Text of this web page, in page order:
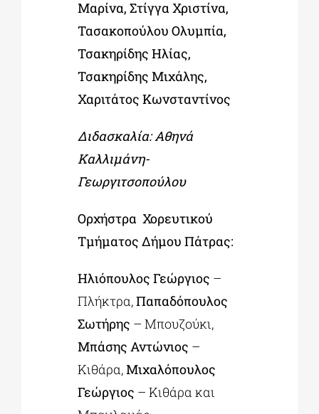
Μαρίνα, Στίγγα Χριστίνα,
Τασακοπούλου Ολυμπία,
Τσακηρίδης Ηλίας,
Τσακηρίδης Μιχάλης,
Χαριτάτος Κωνσταντίνος
Διδασκαλία:Αθηνά
Καλλιμάνη-
Γεωργιτσοπούλου
Ορχήστρα Χορευτικού
Τμήματος Δήμου Πάτρας:
Ηλιόπουλος Γεώργιος –
Πλήκτρα,Παπαδόπουλος
Σωτήρης – Μπουζούκι,
Μπάσης Αντώνιος –
Κιθάρα,Μιχαλόπουλος
Γεώργιος – Κιθάρα και